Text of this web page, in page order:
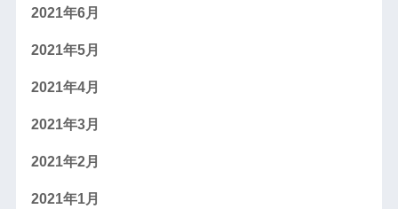
2021年6月
2021年5月
2021年4月
2021年3月
2021年2月
2021年1月